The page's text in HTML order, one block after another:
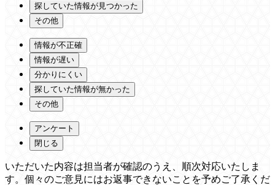
探していた情報が見つかった
その他
情報が不正確
情報が遅い
分かりにくい
探していた情報が無かった
その他
アンケート
閉じる
いただいた内容は担当者が確認のうえ、順次対応いたしま
す。個々のご意見にはお返事できないことを予めご了承くだ